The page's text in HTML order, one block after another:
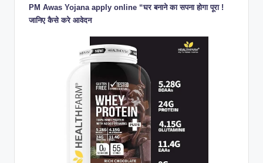
PM Awas Yojana apply online “घर बनाने का सपना होगा पूरा !
जानिए कैसे करे आवेदन